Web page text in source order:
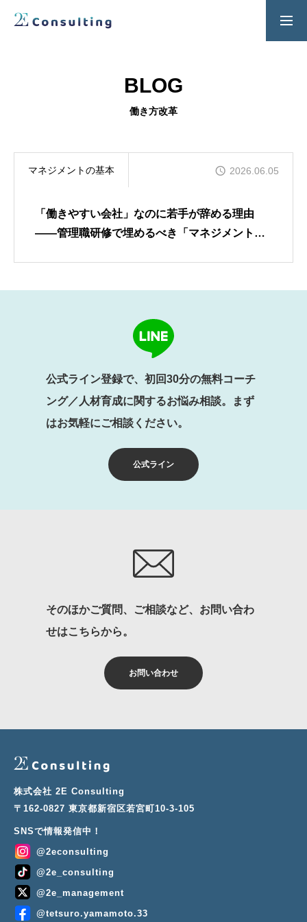
人材育成／経営サポートプログラム
CONTENTS
2E Consulting の人材育成について
COMPANY
会社概要と代表紹介
BLOG
働き方改革
マネジメントの基本 2026.06.05
「働きやすい会社」なのに若手が辞める理由
――管理職研修で埋めるべき「マネジメントの
公式ライン
公式ライン登録で、初回30分の無料コーチ
ング／人材育成に関するお悩み相談。まず
はお気軽にご相談ください。
お問い合わせ
そのほかご質問、ご相談など、お問い合わ
せはこちらから。
株式会社 2E Consulting
〒162-0827 東京都新宿区若宮町10-3-105